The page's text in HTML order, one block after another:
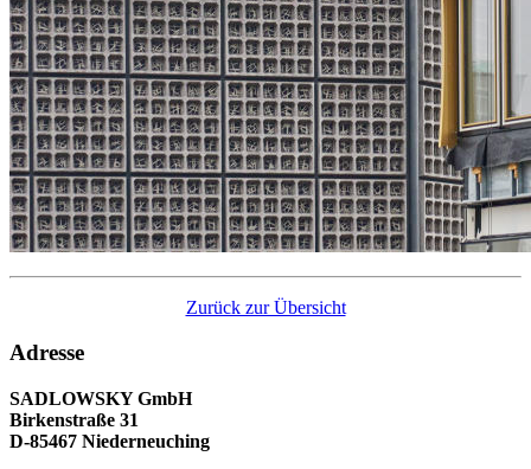
Zurück zur Übersicht
Adresse
SADLOWSKY GmbH
Birkenstraße 31
D-85467 Niederneuching